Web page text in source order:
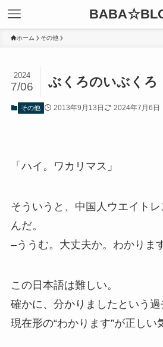
ホーム その他
ぶくろのいぶく
2024
7/06
その他 2013年9月13日 2024年7月6日
「ハイ。ワカリマス」
そういうと、中国人ウエイト
んだ。
–ううむ。大丈夫か。わかりま
この日本語は難しい。
確かに、分かりましたという過
現在形の“わかります”が正しい